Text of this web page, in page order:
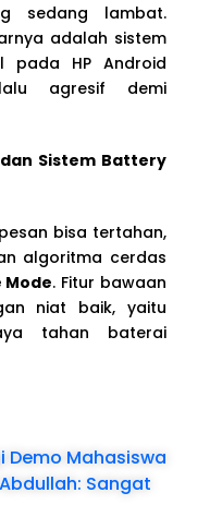
sedang lambat.
adalah sistem
pada HP Android
agresif demi
Sistem Battery
bisa tertahan,
algoritma cerdas
Mode. Fitur bawaan
niat baik, yaitu
tahan baterai
Demo Mahasiswa
Sangat